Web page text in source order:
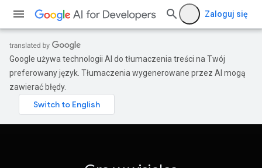
Zaloguj się
Google używa technologii AI do tłumaczenia treści na Twój
preferowany język. Tłumaczenia wygenerowane przez AI mogą
zawierać błędy.